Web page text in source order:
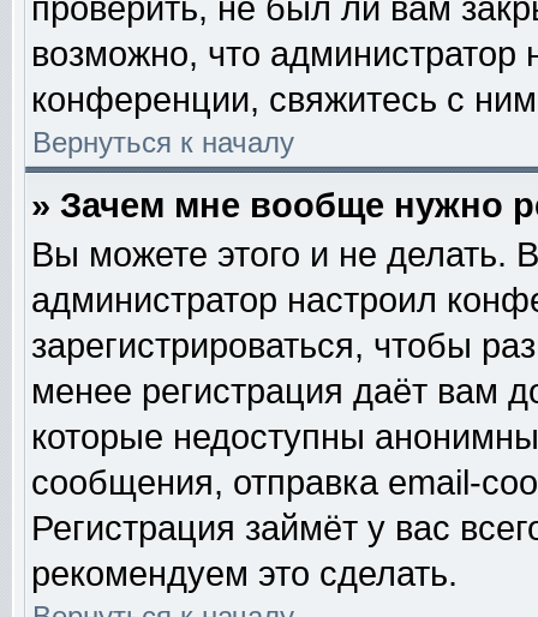
проверить, не был ли вам
возможно, что
конференции, свяжитесь с
Вернуться к началу
» Зачем мне вообще нужно
Вы можете этого и не делать.
администратор настроил
зарегистрироваться, чтобы
менее регистрация даёт вам
которые недоступны
сообщения, отправка email-
Регистрация займёт у вас
рекомендуем это сделать.